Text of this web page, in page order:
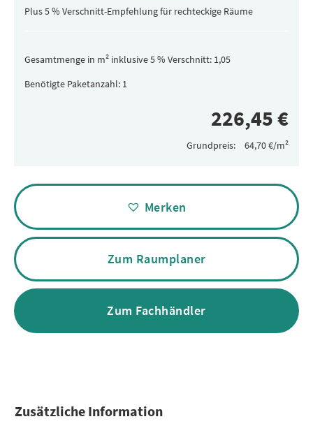
Plus 5 % Verschnitt-Empfehlung für rechteckige Räume
Gesamtmenge in m² inklusive 5 % Verschnitt:
Benötigte Paketanzahl:
Grundpreis:
Alternative:
Merken
Zum Raumplaner
Zum Fachhändler
Zusätzliche Information